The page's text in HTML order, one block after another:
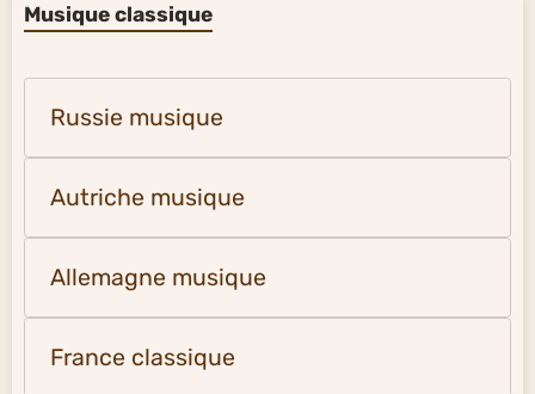
Musique classique
Russie musique
Autriche musique
Allemagne musique
France classique